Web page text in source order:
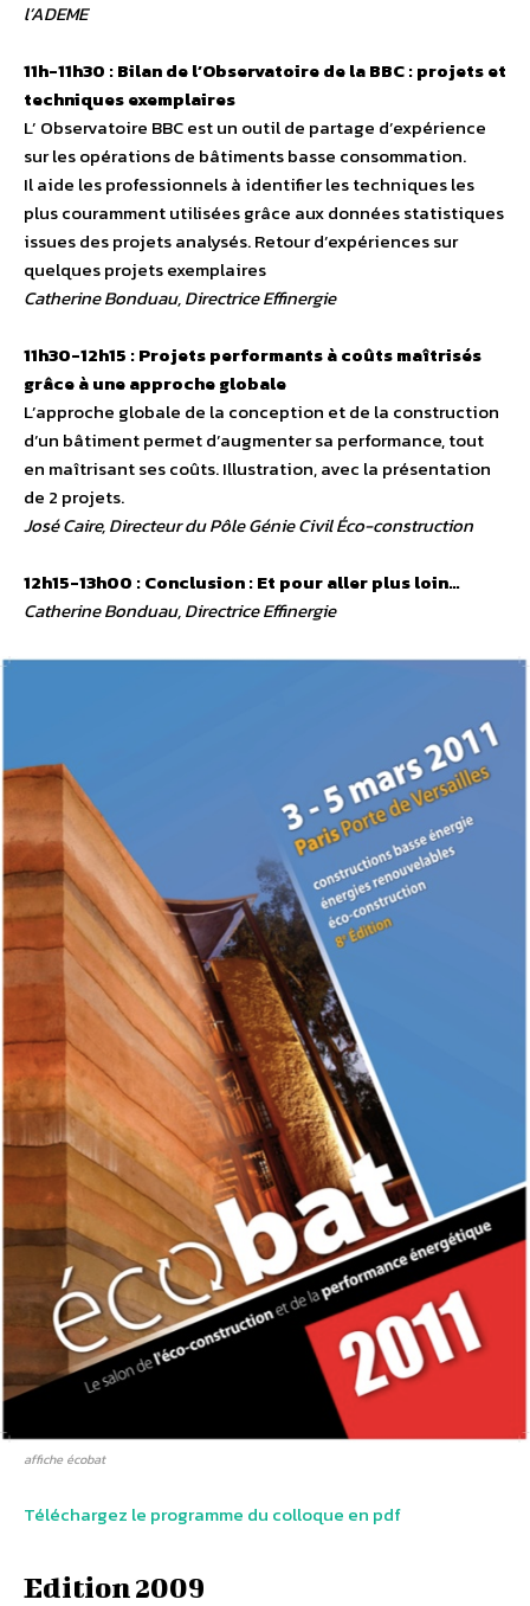
l’ADEME
11h-11h30 : Bilan de l’Observatoire de la BBC : projets et
techniques exemplaires
L’ Observatoire BBC est un outil de partage d’expérience
sur les opérations de bâtiments basse consommation.
Il aide les professionnels à identifier les techniques les
plus couramment utilisées grâce aux données statistiques
issues des projets analysés. Retour d’expériences sur
quelques projets exemplaires
Catherine Bonduau, Directrice Effinergie
11h30-12h15 : Projets performants à coûts maîtrisés
grâce à une approche globale
L’approche globale de la conception et de la construction
d’un bâtiment permet d’augmenter sa performance, tout
en maîtrisant ses coûts. Illustration, avec la présentation
de 2 projets.
José Caire, Directeur du Pôle Génie Civil Éco-construction
12h15-13h00 : Conclusion : Et pour aller plus loin…
Catherine Bonduau, Directrice Effinergie
affiche écobat
Téléchargez le programme du colloque en pdf
Edition 2009